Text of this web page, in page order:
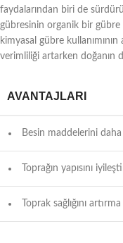
faydalarından biri de
gübresinin organik bir gübre
kimyasal gübre
verimliliği artarken doğanın
AVANTAJLARI
Besin maddelerini
Toprağın yapısını
Toprak sağlığını artırma